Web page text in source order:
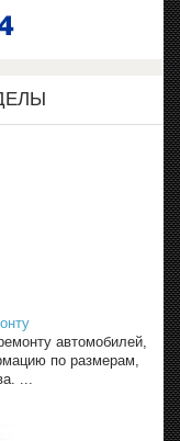
автомобилей,
по размерам,
...